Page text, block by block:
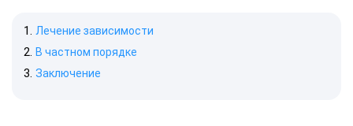
Лечение зависимости
В частном порядке
Заключение